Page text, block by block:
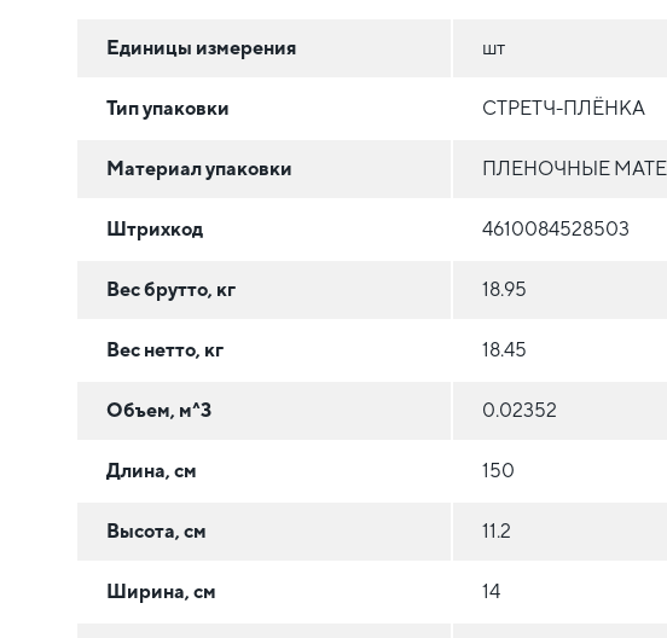
Единицы измерения шт
Тип упаковки СТРЕТЧ-ПЛЁНКА
Материал упаковки ПЛЕНОЧНЫЕ
Штрихкод 4610084528503
Вес брутто, кг 18.95
Вес нетто, кг 18.45
Объем, м^3 0.02352
Длина, см 150
Высота, см 11.2
Ширина, см 14